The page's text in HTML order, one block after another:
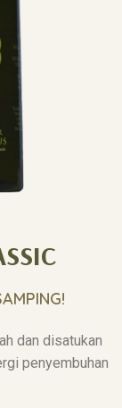
dan disatukan
penyembuhan